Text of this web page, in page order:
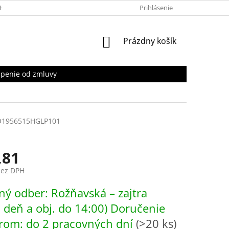
OSOBNÝCH ÚDAJOV Prihlásenie
NÁKUPNÝ
Prázdny košík
od zmluvy
DPH
odber: Rožňavská – zajtra
deň a obj. do 14:00) Doručenie
do 2 pracovných dní (>20 ks)